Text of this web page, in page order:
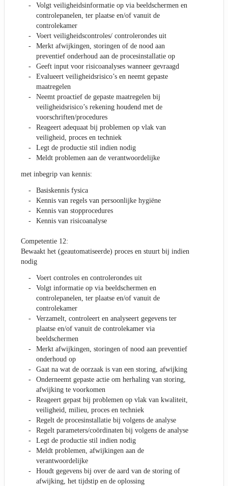
Volgt veiligheidsinformatie op via beeldschermen en
controlepanelen, ter plaatse en/of vanuit de
controlekamer
Voert veiligheidscontroles/ controlerondes uit
Merkt afwijkingen, storingen of de nood aan
preventief onderhoud aan de procesinstallatie op
Geeft input voor risicoanalyses wanneer gevraagd
Evalueert veiligheidsrisico’s en neemt gepaste
maatregelen
Neemt proactief de gepaste maatregelen bij
veiligheidsrisico’s rekening houdend met de
voorschriften/procedures
Reageert adequaat bij problemen op vlak van
veiligheid, proces en techniek
Legt de productie stil indien nodig
Meldt problemen aan de verantwoordelijke
met inbegrip van kennis:
Basiskennis fysica
Kennis van regels van persoonlijke hygiëne
Kennis van stopprocedures
Kennis van risicoanalyse
Competentie 12:
Bewaakt het (geautomatiseerde) proces en stuurt bij indien
nodig
Voert controles en controlerondes uit
Volgt informatie op via beeldschermen en
controlepanelen, ter plaatse en/of vanuit de
controlekamer
Verzamelt, controleert en analyseert gegevens ter
plaatse en/of vanuit de controlekamer via
beeldschermen
Merkt afwijkingen, storingen of nood aan preventief
onderhoud op
Gaat na wat de oorzaak is van een storing, afwijking
Onderneemt gepaste actie om herhaling van storing,
afwijking te voorkomen
Reageert gepast bij problemen op vlak van kwaliteit,
veiligheid, milieu, proces en techniek
Regelt de procesinstallatie bij volgens de analyse
Regelt parameters/coördinaten bij volgens de analyse
Legt de productie stil indien nodig
Meldt problemen, afwijkingen aan de
verantwoordelijke
Houdt gegevens bij over de aard van de storing of
afwijking, het tijdstip en de oplossing